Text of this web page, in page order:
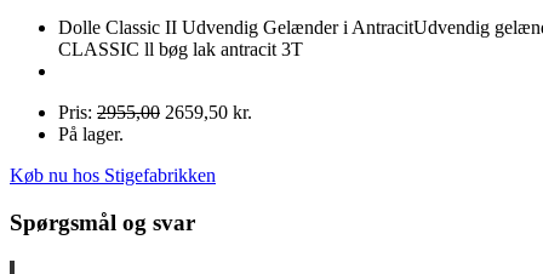
Dolle Classic II Udvendig Gelænder i AntracitUdvendig
CLASSIC ll bøg lak antracit 3T
Pris: 2955,00 2659,50 kr.
På lager.
Køb nu hos Stigefabrikken
Spørgsmål og svar